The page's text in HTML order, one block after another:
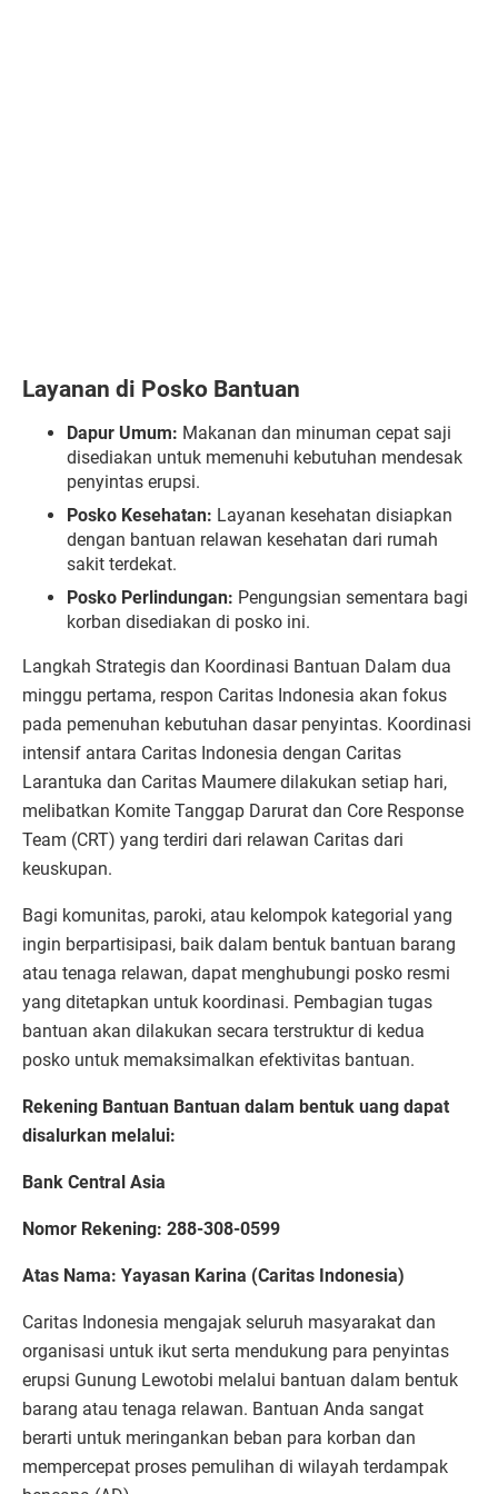
Layanan di Posko Bantuan
Dapur Umum: Makanan dan minuman cepat saji
disediakan untuk memenuhi kebutuhan mendesak
penyintas erupsi.
Posko Kesehatan: Layanan kesehatan disiapkan
dengan bantuan relawan kesehatan dari rumah
sakit terdekat.
Posko Perlindungan: Pengungsian sementara bagi
korban disediakan di posko ini.
Langkah Strategis dan Koordinasi Bantuan Dalam dua
minggu pertama, respon Caritas Indonesia akan fokus
pada pemenuhan kebutuhan dasar penyintas. Koordinasi
intensif antara Caritas Indonesia dengan Caritas
Larantuka dan Caritas Maumere dilakukan setiap hari,
melibatkan Komite Tanggap Darurat dan Core Response
Team (CRT) yang terdiri dari relawan Caritas dari
keuskupan.
Bagi komunitas, paroki, atau kelompok kategorial yang
ingin berpartisipasi, baik dalam bentuk bantuan barang
atau tenaga relawan, dapat menghubungi posko resmi
yang ditetapkan untuk koordinasi. Pembagian tugas
bantuan akan dilakukan secara terstruktur di kedua
posko untuk memaksimalkan efektivitas bantuan.
Rekening Bantuan Bantuan dalam bentuk uang dapat
disalurkan melalui:
Bank Central Asia
Nomor Rekening: 288-308-0599
Atas Nama: Yayasan Karina (Caritas Indonesia)
Caritas Indonesia mengajak seluruh masyarakat dan
organisasi untuk ikut serta mendukung para penyintas
erupsi Gunung Lewotobi melalui bantuan dalam bentuk
barang atau tenaga relawan. Bantuan Anda sangat
berarti untuk meringankan beban para korban dan
mempercepat proses pemulihan di wilayah terdampak